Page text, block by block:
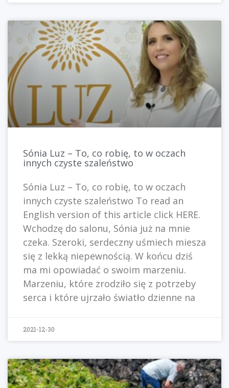
Sónia Luz – To, co robię, to w oczach
innych czyste szaleństwo
Sónia Luz – To, co robię, to w oczach
innych czyste szaleństwo To read an
English version of this article click HERE.
Wchodzę do salonu, Sónia już na mnie
czeka. Szeroki, serdeczny uśmiech miesza
się z lekką niepewnością. W końcu dziś
ma mi opowiadać o swoim marzeniu.
Marzeniu, które zrodziło się z potrzeby
serca i które ujrzało światło dzienne na
2021-12-30